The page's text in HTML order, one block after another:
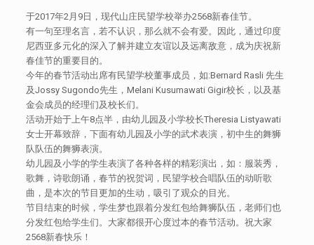
于2017年2月9日，现代山庄民望学校举办2568新春佳节。
有一句至理名言，若不认识，那么就不会有爱。因此，通过印度
尼西亚多元化的深入了解并建立友谊以及远离敌意，成为庆祝新
春佳节的重要目的。
今年的春节活动出席有民望学校董事成员，如:Bernard Rasli 先生
及Jossy Sugondo先生，Melani Kusumawati Gigir校长，以及基
金会成员的经理们及校长们。
活动开始于上午8点半，由幼儿园及小学校长Theresia Listyawati
女士开幕致辞，下面有幼儿园及小学的武术表演，初中生的舞狮
队队伍的舞狮表演。
幼儿园及小学的学生表演了各种各样的精彩演出，如：服装秀，
歌舞，诗歌朗诵，春节的祝贺词，民望学校合唱队伍的动听歌
曲，是本次的节目更加的生动，吸引了观众的目光。
节目结束的时候，学生梦也跟着分发红包给舞狮队伍，老师们也
分发红包给学生们。大家都很开心度过本的春节活动。祝大家
2568新春快乐！